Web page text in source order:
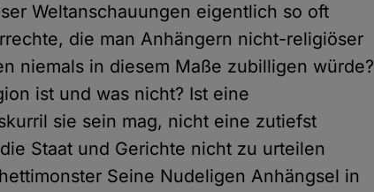
Weltanschauungen eigentlich so oft
die man Anhängern nicht-religiöser
niemals in diesem Maße zubilligen würde?
ist und was nicht? Ist eine
sie sein mag, nicht eine zutiefst
Staat und Gerichte nicht zu urteilen
Seine Nudeligen Anhängsel in